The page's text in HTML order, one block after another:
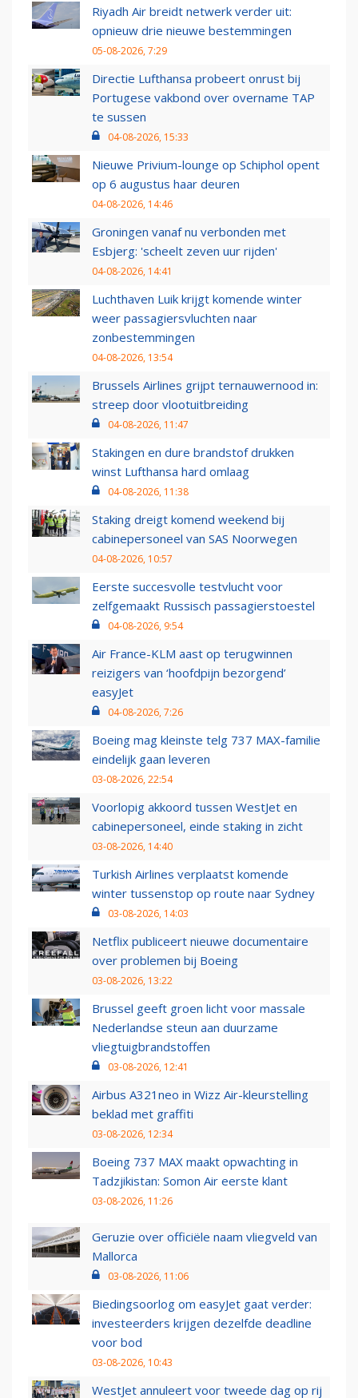
Riyadh Air breidt netwerk verder uit:
opnieuw drie nieuwe bestemmingen
05-08-2026, 7:29
Directie Lufthansa probeert onrust bij
Portugese vakbond over overname TAP
te sussen
04-08-2026, 15:33
Nieuwe Privium-lounge op Schiphol opent
op 6 augustus haar deuren
04-08-2026, 14:46
Groningen vanaf nu verbonden met
Esbjerg: 'scheelt zeven uur rijden'
04-08-2026, 14:41
Luchthaven Luik krijgt komende winter
weer passagiersvluchten naar
zonbestemmingen
04-08-2026, 13:54
Brussels Airlines grijpt ternauwernood in:
streep door vlootuitbreiding
04-08-2026, 11:47
Stakingen en dure brandstof drukken
winst Lufthansa hard omlaag
04-08-2026, 11:38
Staking dreigt komend weekend bij
cabinepersoneel van SAS Noorwegen
04-08-2026, 10:57
Eerste succesvolle testvlucht voor
zelfgemaakt Russisch passagierstoestel
04-08-2026, 9:54
Air France-KLM aast op terugwinnen
reizigers van ‘hoofdpijn bezorgend’
easyJet
04-08-2026, 7:26
Boeing mag kleinste telg 737 MAX-familie
eindelijk gaan leveren
03-08-2026, 22:54
Voorlopig akkoord tussen WestJet en
cabinepersoneel, einde staking in zicht
03-08-2026, 14:40
Turkish Airlines verplaatst komende
winter tussenstop op route naar Sydney
03-08-2026, 14:03
Netflix publiceert nieuwe documentaire
over problemen bij Boeing
03-08-2026, 13:22
Brussel geeft groen licht voor massale
Nederlandse steun aan duurzame
vliegtuigbrandstoffen
03-08-2026, 12:41
Airbus A321neo in Wizz Air-kleurstelling
beklad met graffiti
03-08-2026, 12:34
Boeing 737 MAX maakt opwachting in
Tadzjikistan: Somon Air eerste klant
03-08-2026, 11:26
Geruzie over officiële naam vliegveld van
Mallorca
03-08-2026, 11:06
Biedingsoorlog om easyJet gaat verder:
investeerders krijgen dezelfde deadline
voor bod
03-08-2026, 10:43
WestJet annuleert voor tweede dag op rij